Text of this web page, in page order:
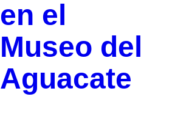
en el
Museo del
Aguacate